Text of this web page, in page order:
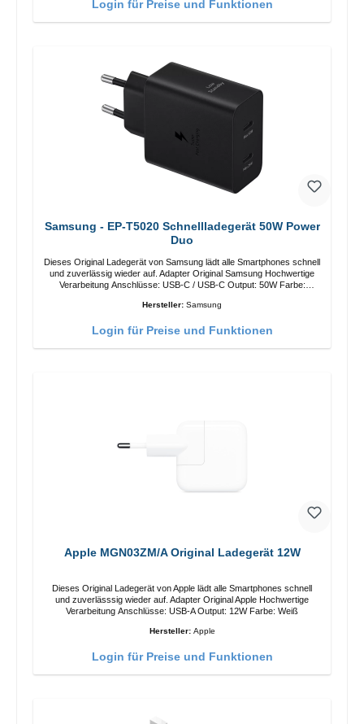
Login für Preise und Funktionen
Samsung - EP-T5020 Schnellladegerät 50W Power
Duo
Dieses Original Ladegerät von Samsung lädt alle Smartphones schnell
und zuverlässig wieder auf. Adapter Original Samsung Hochwertige
Verarbeitung Anschlüsse: USB-C / USB-C Output: 50W Farbe:
Schwarz/li>
Hersteller: Samsung
Login für Preise und Funktionen
Apple MGN03ZM/A Original Ladegerät 12W
Dieses Original Ladegerät von Apple lädt alle Smartphones schnell
und zuverlässsig wieder auf. Adapter Original Apple Hochwertige
Verarbeitung Anschlüsse: USB-A Output: 12W Farbe: Weiß
Hersteller: Apple
Login für Preise und Funktionen